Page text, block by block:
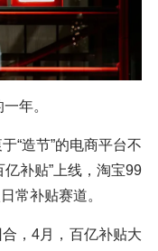
年。
“造节”的电商平台不
补贴”上线，淘宝99
常补贴赛道。
，4月，百亿补贴大